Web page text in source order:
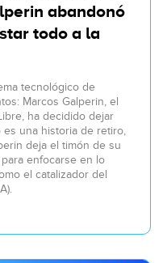
abandonó
todo a la
tecnológico de
Marcos Galperin, el
ha decidido dejar
es una historia de retiro,
deja el timón de su
enfocarse en lo
el catalizador del